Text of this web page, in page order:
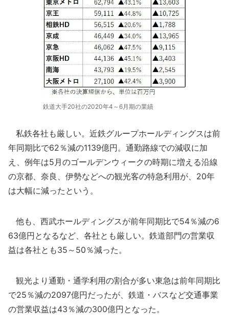
鉄道大手20社の2020年4～6月期の業績
私鉄各社も厳しい。近鉄グループホールディングスは前
年同期比で62％減の1139億円。通勤路線での減収に加
え、例年は5月のゴールデンウィークの時期に増える沿線
の京都、奈良、伊勢などへの観光客の特急利用が、20年
は大幅に減ったという。
他も、西武ホールディングスが前年同期比で54％減の6
63億円となるなど、各社とも厳しい。鉄道部門の営業収
益は各社とも35～50％減った。
観光より通勤・通学利用の割合が多い東急は前年同期比
で25％減の2097億円だったが、鉄道・バスなど交通事業
の営業収益は43％減の300億円となった。